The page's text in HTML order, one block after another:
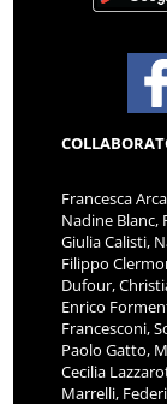
Francesca
Nadine Blanc,
Giulia Calisti,
Filippo
Dufour,
Enrico
Francesconi,
Paolo Gatto,
Cecilia
Marrelli,